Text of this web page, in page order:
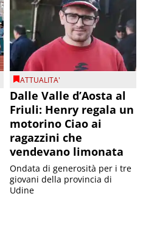
ATTUALITA'
Dalle Valle d’Aosta al
Friuli: Henry regala un
motorino Ciao ai
ragazzini che
vendevano limonata
Ondata di generosità per i tre
giovani della provincia di
Udine